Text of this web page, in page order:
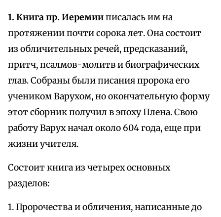
1. Книга пр. Иеремииписалась им на
протяжении почти сорока лет. Она состоит
из обличительных речей, предсказаний,
притч, псалмов-молитв и биографических
глав. Собраны были писания пророка его
учеником Варухом, но окончательную форму
этот сборник получил в эпоху Плена. Свою
работу Варух начал около 604 года, еще при
жизни учителя.
Состоит книга из четырех основных
разделов:
1. Пророчества и обличения, написанные до